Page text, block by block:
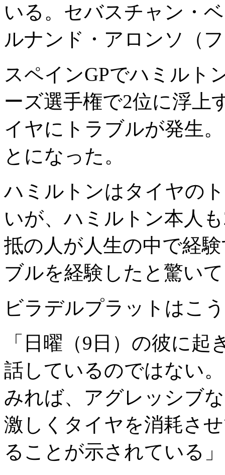
いる。セバスチャン・
ルナンド・アロンソ（
スペインGPでハミルト
ーズ選手権で2位に浮上
イヤにトラブルが発生
とになった。
ハミルトンはタイヤの
いが、ハミルトン本人
抵の人が人生の中で経
ブルを経験したと驚い
ビラデルプラットはこ
「日曜（9日）の彼に
話しているのではない
みれば、アグレッシブ
激しくタイヤを消耗さ
ることが示されている」